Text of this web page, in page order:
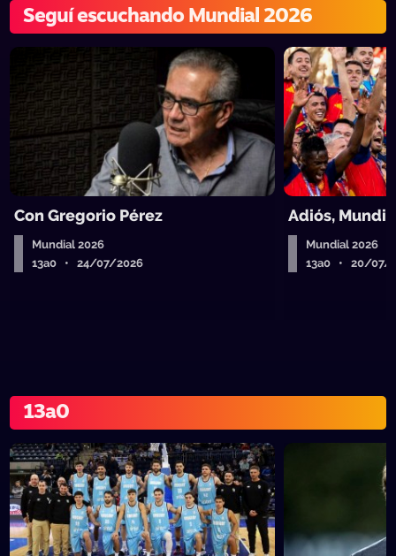
Seguí escuchando Mundial 2026
Con Gregorio Pérez
Mundial 2026
13a0 • 24/07/2026
Adiós,
Mundial 2026
13a0 • 20/07/
13a0